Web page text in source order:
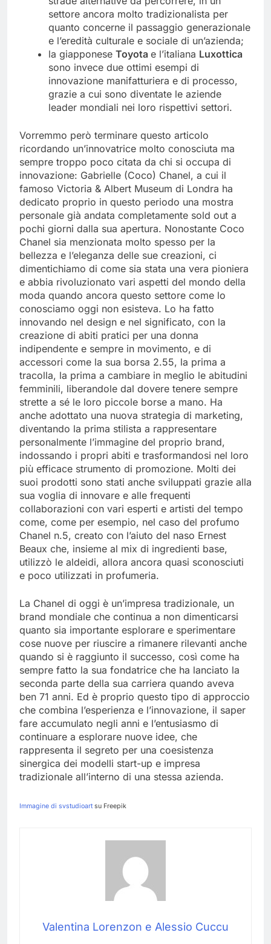
strade alternative da percorrere, in un
settore ancora molto tradizionalista per
quanto concerne il passaggio generazionale
e l’eredità culturale e sociale di un’azienda;
la giapponeseToyotae l’italiana
sono invece due ottimi esempi di
innovazione manifatturiera e di processo,
grazie a cui sono diventate le aziende
Vorremmo però terminare questo articolo
ricordando un’innovatrice molto conosciuta ma
sempre troppo poco citata da chi si occupa di
innovazione: Gabrielle (Coco) Chanel, a cui il
famoso Victoria & Albert Museum di Londra ha
dedicato proprio in questo periodo una mostra
personale già andata completamente sold out a
pochi giorni dalla sua apertura. Nonostante Coco
Chanel sia menzionata molto spesso per la
bellezza e l’eleganza delle sue creazioni, ci
dimentichiamo di come sia stata una vera pioniera
e abbia rivoluzionato vari aspetti del mondo della
moda quando ancora questo settore come lo
conosciamo oggi non esisteva. Lo ha fatto
innovando nel design e nel significato, con la
creazione di abiti pratici per una donna
indipendente e sempre in movimento, e di
accessori come la sua borsa 2.55, la prima a
tracolla, la prima a cambiare in meglio le abitudini
femminili, liberandole dal dovere tenere sempre
strette a sé le loro piccole borse a mano. Ha
anche adottato una nuova strategia di marketing,
diventando la prima stilista a rappresentare
personalmente l’immagine del proprio brand,
indossando i propri abiti e trasformandosi nel loro
più efficace strumento di promozione. Molti dei
suoi prodotti sono stati anche sviluppati grazie alla
sua voglia di innovare e alle frequenti
collaborazioni con vari esperti e artisti del tempo
come, come per esempio, nel caso del profumo
Chanel n.5, creato con l’aiuto del naso Ernest
Beaux che, insieme al mix di ingredienti base,
utilizzò le aldeidi, allora ancora quasi sconosciuti
La Chanel di oggi è un’impresa tradizionale, un
brand mondiale che continua a non dimenticarsi
quanto sia importante esplorare e sperimentare
cose nuove per riuscire a rimanere rilevanti anche
quando si è raggiunto il successo, così come ha
sempre fatto la sua fondatrice che ha lanciato la
seconda parte della sua carriera quando aveva
ben 71 anni. Ed è proprio questo tipo di approccio
che combina l’esperienza e l’innovazione, il saper
fare accumulato negli anni e l’entusiasmo di
continuare a esplorare nuove idee, che
rappresenta il segreto per una coesistenza
sinergica dei modelli start-up e impresa